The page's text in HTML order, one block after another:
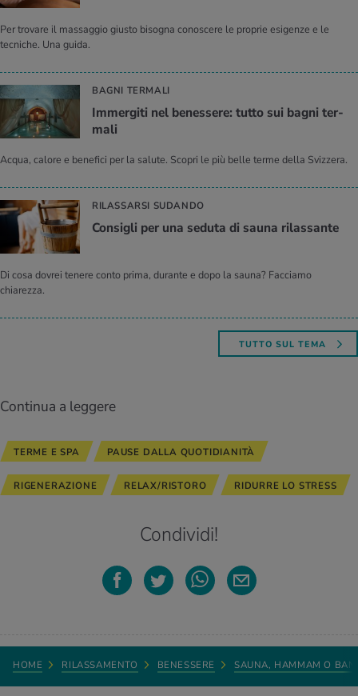
Per trovare il massaggio giusto bisogna conoscere le proprie esigenze e le
tecniche. Una guida.
BAGNI TERMALI
Im­mer­gi­ti nel be­nes­se­re: tutto sui bagni ter­
ma­li
Acqua, calore e benefici per la salute. Scopri le più belle terme della Svizzera.
RILASSARSI SUDANDO
Con­si­gli per una se­du­ta di sauna ri­las­san­te
Di cosa dovrei tenere conto prima, durante e dopo la sauna? Facciamo
chiarezza.
TUTTO SUL TEMA
Continua a leggere
TERME E SPA PAUSE DALLA QUOTIDIANITÀ
RIGENERAZIONE RELAX/RISTORO RIDURRE LO STRESS
Condividi!
HOME RILASSAMENTO BENESSERE SAUNA, HAMMAM O